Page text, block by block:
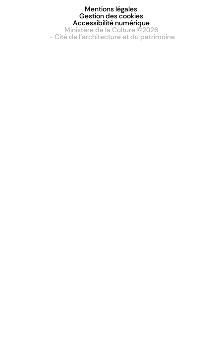
Mentions légales
Gestion des cookies
Accessibilité numérique
Ministère de la Culture ©2026
- Cité de l'architecture et du patrimoine